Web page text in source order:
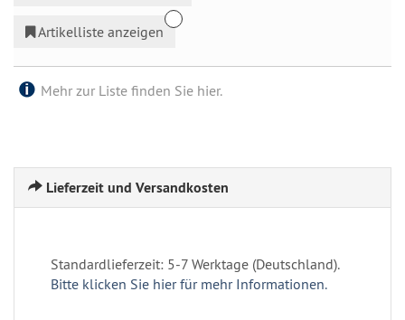
Artikelliste anzeigen
Mehr zur Liste finden Sie hier.
Lieferzeit und Versandkosten
Standardlieferzeit: 5-7 Werktage (Deutschland).
Bitte klicken Sie hier für mehr Informationen.